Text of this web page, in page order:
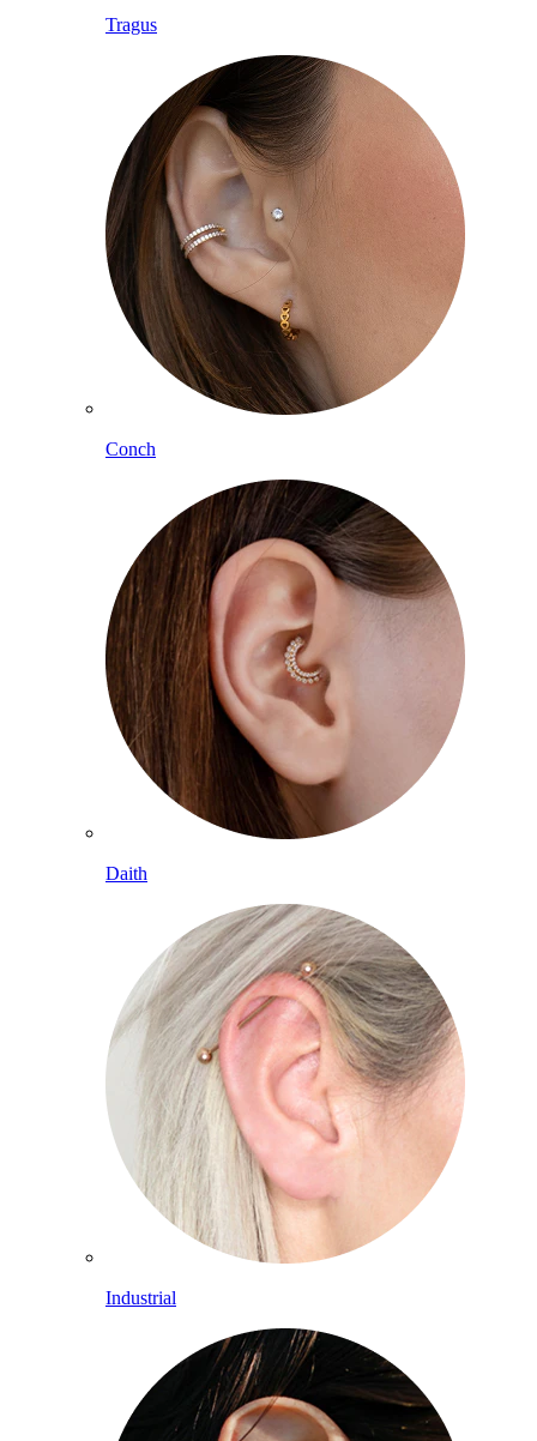
Tragus
Conch
Daith
Industrial